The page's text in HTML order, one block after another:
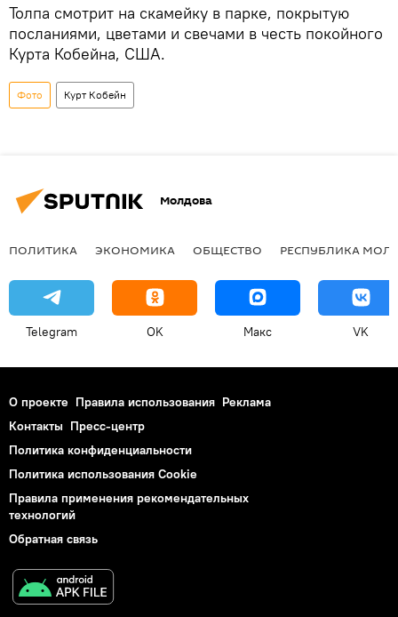
Толпа смотрит на скамейку в парке, покрытую
посланиями, цветами и свечами в честь покойного
Курта Кобейна, США.
Фото Курт Кобейн
Молдова
ПОЛИТИКА ЭКОНОМИКА ОБЩЕСТВО РЕСПУБЛИКА
Telegram OK Макс VK
О проекте Правила использования Реклама
Контакты Пресс-центр
Политика конфиденциальности
Политика использования Cookie
Правила применения рекомендательных
технологий
Обратная связь